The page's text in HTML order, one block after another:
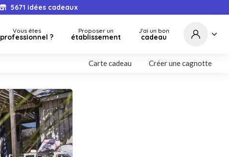
5671 idées cadeaux
Vous êtes
professionnel ?
Proposer un
établissement
J'ai un bon
cadeau
Carte cadeau Créer une cagnotte